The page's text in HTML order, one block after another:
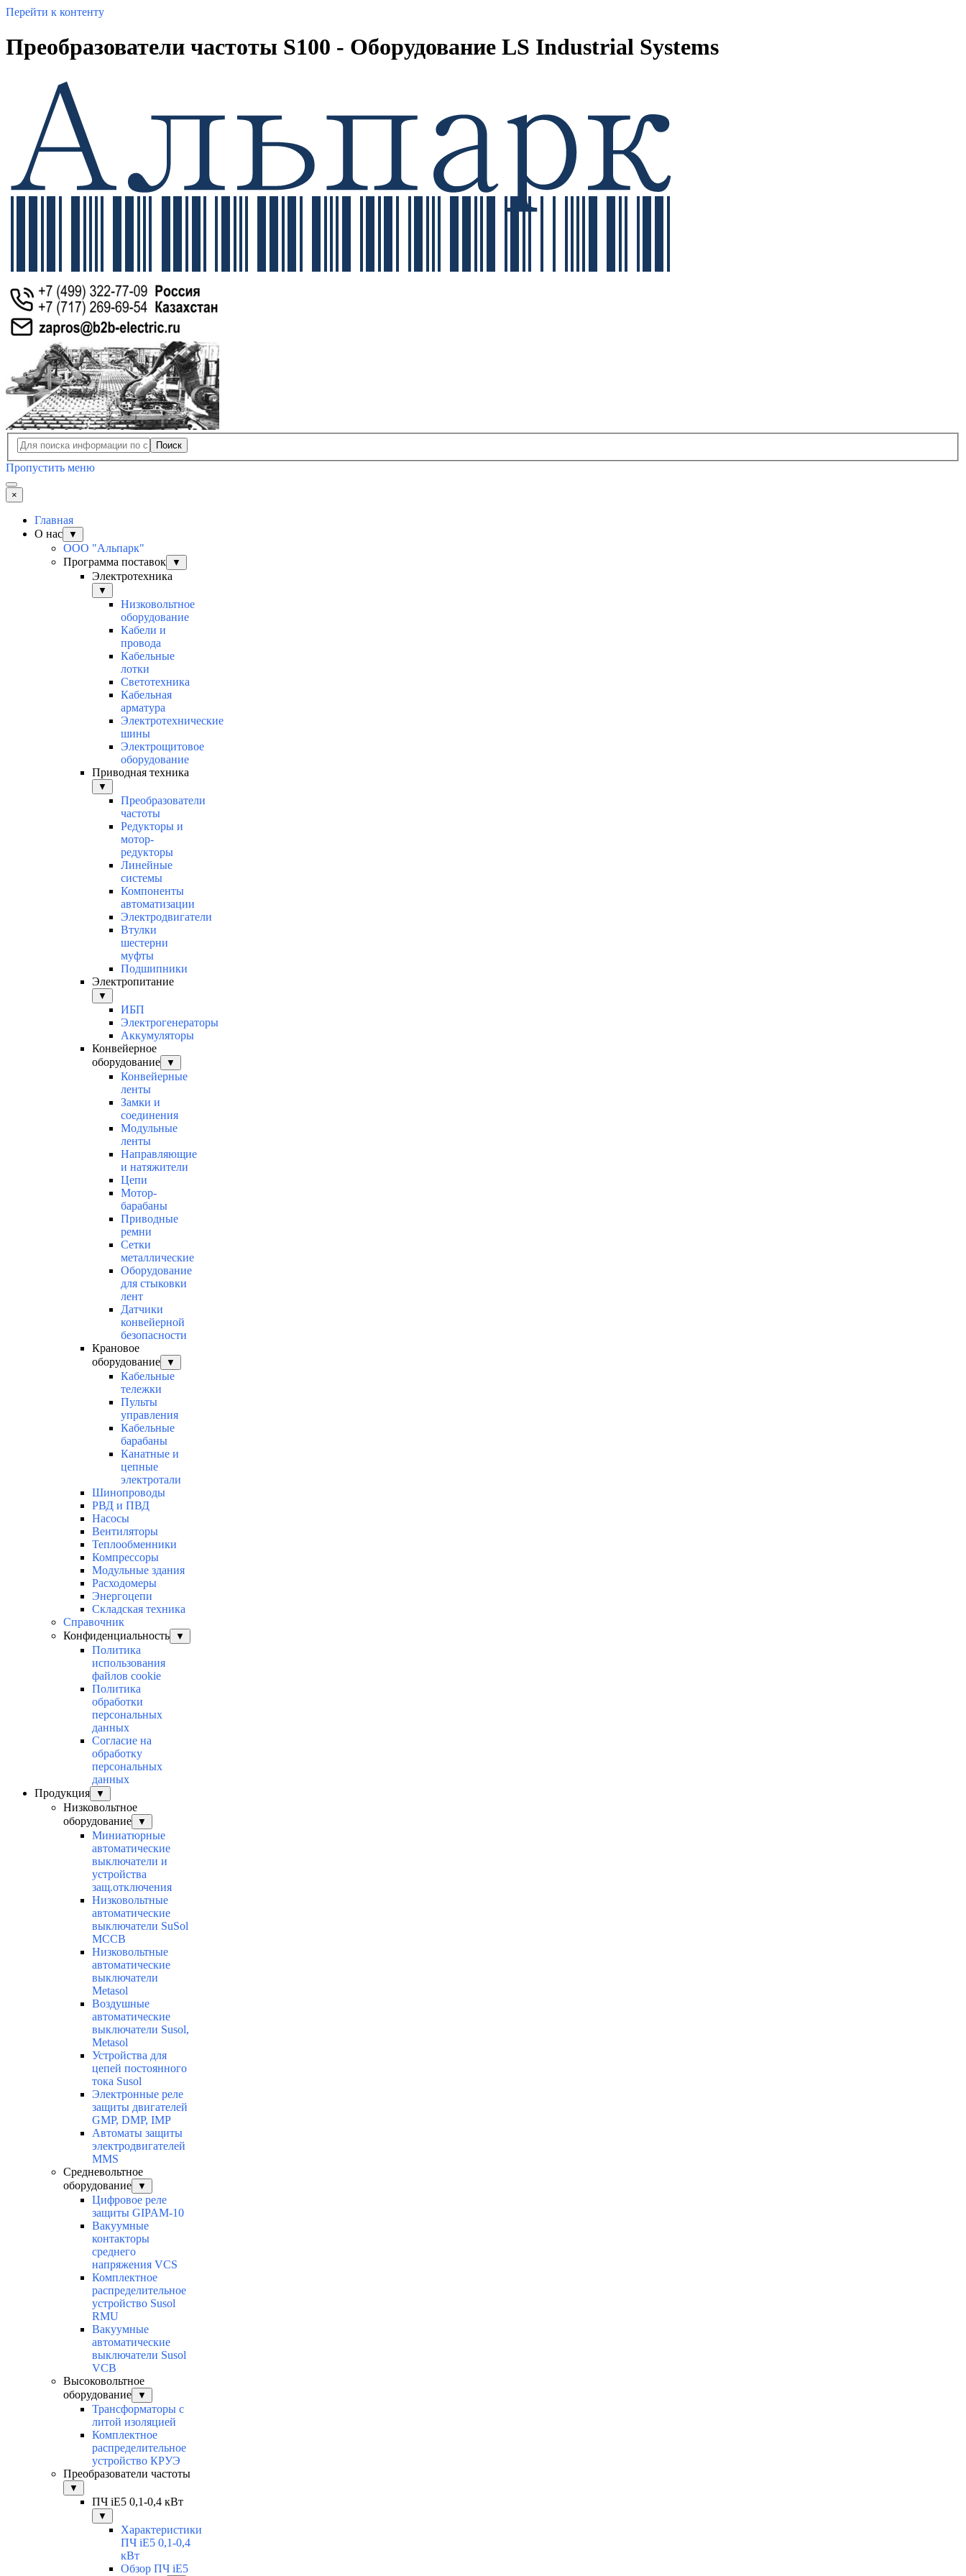
Перейти к контенту
Преобразователи частоты S100 - Оборудование LS Industrial Systems
Поиск
Пропустить меню
×
Главная
О нас
▼
ООО "Альпарк"
Программа поставок
▼
Электротехника
▼
Низковольтное
оборудование
Кабели и
провода
Кабельные
лотки
Светотехника
Кабельная
арматура
Электротехнические
шины
Электрощитовое
оборудование
Приводная техника
▼
Преобразователи
частоты
Редукторы и
мотор-
редукторы
Линейные
системы
Компоненты
автоматизации
Электродвигатели
Втулки
шестерни
муфты
Подшипники
Электропитание
▼
ИБП
Электрогенераторы
Аккумуляторы
Конвейерное
оборудование
▼
Конвейерные
ленты
Замки и
соединения
Модульные
ленты
Направляющие
и натяжители
Цепи
Мотор-
барабаны
Приводные
ремни
Сетки
металлические
Оборудование
для стыковки
лент
Датчики
конвейерной
безопасности
Крановое
оборудование
▼
Кабельные
тележки
Пульты
управления
Кабельные
барабаны
Канатные и
цепные
электротали
Шинопроводы
РВД и ПВД
Насосы
Вентиляторы
Теплообменники
Компрессоры
Модульные здания
Расходомеры
Энергоцепи
Складская техника
Справочник
Конфиденциальность
▼
Политика
использования
файлов cookie
Политика
обработки
персональных
данных
Согласие на
обработку
персональных
данных
Продукция
▼
Низковольтное
оборудование
▼
Миниатюрные
автоматические
выключатели и
устройства
защ.отключения
Низковольтные
автоматические
выключатели SuSol
MCCB
Низковольтные
автоматические
выключатели
Metasol
Воздушные
автоматические
выключатели Susol,
Metasol
Устройства для
цепей постоянного
тока Susol
Электронные реле
защиты двигателей
GMP, DMP, IMP
Автоматы защиты
электродвигателей
MMS
Средневольтное
оборудование
▼
Цифровое реле
защиты GIPAM-10
Вакуумные
контакторы
среднего
напряжения VCS
Комплектное
распределительное
устройство Susol
RMU
Вакуумные
автоматические
выключатели Susol
VCB
Высоковольтное
оборудование
▼
Трансформаторы с
литой изоляцией
Комплектное
распределительное
устройство КРУЭ
Преобразователи частоты
▼
ПЧ iE5 0,1-0,4 кВт
▼
Характеристики
ПЧ iE5 0,1-0,4
кВт
Обзор ПЧ iE5